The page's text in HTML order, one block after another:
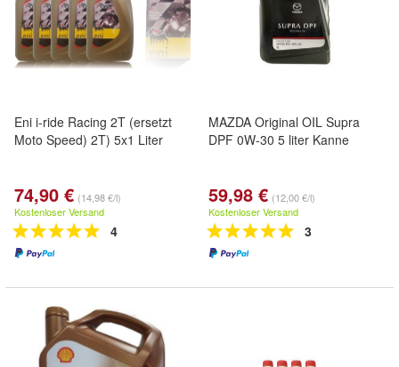
Eni i-ride Racing 2T (ersetzt
Moto Speed) 2T) 5x1 Liter
74,90 € (14,98 €/l)
Kostenloser Versand
4
MAZDA Original OIL Supra
DPF 0W-30 5 liter Kanne
59,98 € (12,00 €/l)
Kostenloser Versand
3